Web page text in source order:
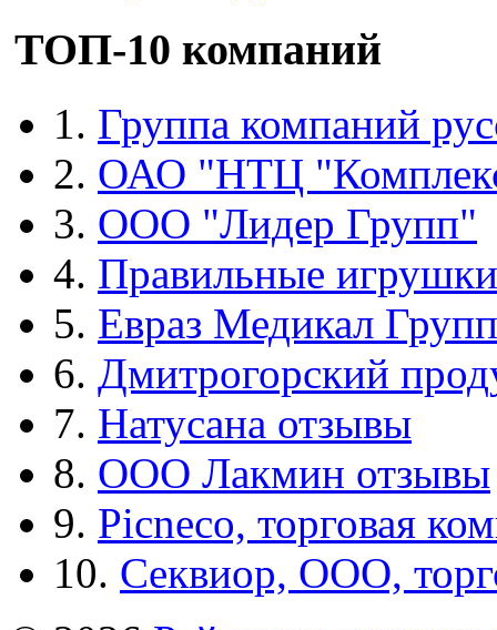
ТОП-10 компаний
1. Группа компаний
2. ОАО "НТЦ
3. ООО "Лидер Групп"
4. Правильные игрушки
5. Евраз Медикал Групп
6. Дмитрогорский
7. Натусана отзывы
8. ООО Лакмин отзывы
9. Picneco, торговая
10. Секвиор, ООО,